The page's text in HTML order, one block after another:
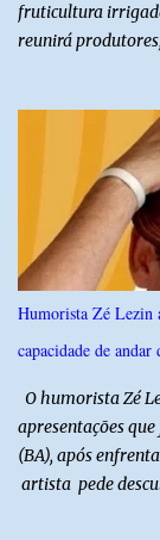
fruticultura
reunirá
instituições e
técnicas, a feira
agosto, o público
seguido de
reforça a
referência na
inovação e
potiguar.
Humorista Zé Lezin
capacidade de
O humorista Zé
apresentações
(BA), após
artista pede